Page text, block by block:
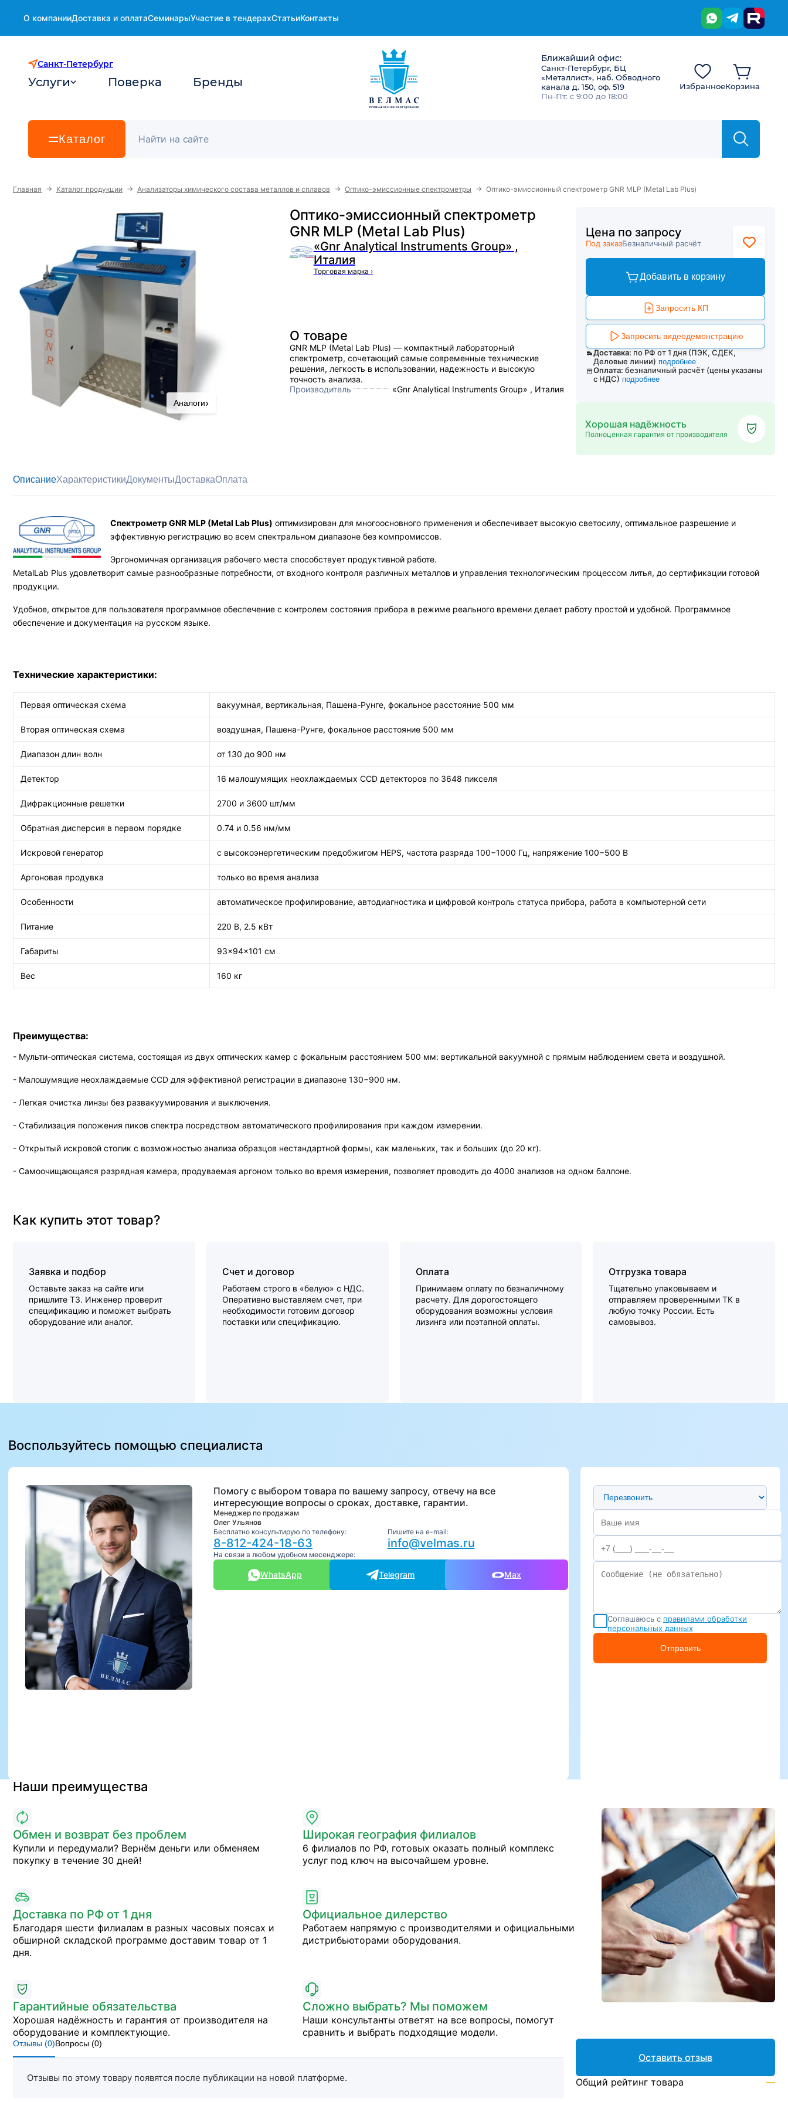
О компанииДоставка и оплатаСеминарыУчастие в тендерахСтатьиКонтакты
Санкт-Петербург
Услуги Поверка Бренды
Ближайший офис:
Санкт-Петербург, БЦ
«Металлист», наб. Обводного
канала д. 150, оф. 519
Пн-Пт: с 9:00 до 18:00
ИзбранноеКорзина
Каталог
Главная → Каталог продукции → Анализаторы химического состава металлов и сплавов → Оптико-эмиссионные спектрометры → Оптико-эмиссионный спектрометр GNR MLP (Metal Lab Plus)
Оптико-эмиссионный спектрометр
GNR MLP (Metal Lab Plus)
«Gnr Analytical Instruments Group» ,
Италия
Торговая марка ›
Аналоги›
О товаре
GNR MLP (Metal Lab Plus) — компактный лабораторный
спектрометр, сочетающий самые современные технические
решения, легкость в использовании, надежность и высокую
точность анализа.
Производитель
«Gnr Analytical Instruments Group» , Италия
Цена по запросу
Под заказБезналичный расчёт
Добавить в корзину
Запросить КП
Запросить видеодемонстрацию
Доставка: по РФ от 1 дня (ПЭК, СДЕК,
Деловые линии) подробнее
Оплата: безналичный расчёт (цены указаны
с НДС) подробнее
Хорошая надёжность
Полноценная гарантия от производителя
ОписаниеХарактеристикиДокументыДоставкаОплата
Спектрометр GNR MLP (Metal Lab Plus) оптимизирован для многоосновного применения и обеспечивает высокую светосилу, оптимальное разрешение и
эффективную регистрацию во всем спектральном диапазоне без компромиссов.
Эргономичная организация рабочего места способствует продуктивной работе.
MetalLab Plus удовлетворит самые разнообразные потребности, от входного контроля различных металлов и управления технологическим процессом литья, до сертификации готовой
продукции.
Удобное, открытое для пользователя программное обеспечение с контролем состояния прибора в режиме реального времени делает работу простой и удобной. Программное
обеспечение и документация на русском языке.
Технические характеристики:
Первая оптическая схема вакуумная, вертикальная, Пашена-Рунге, фокальное расстояние 500 мм
Вторая оптическая схема воздушная, Пашена-Рунге, фокальное расстояние 500 мм
Диапазон длин волн от 130 до 900 нм
Детектор 16 малошумящих неохлаждаемых CCD детекторов по 3648 пикселя
Дифракционные решетки 2700 и 3600 шт/мм
Обратная дисперсия в первом порядке 0.74 и 0.56 нм/мм
Искровой генератор с высокоэнергетическим предобжигом HEPS, частота разряда 100−1000 Гц, напряжение 100−500 В
Аргоновая продувка только во время анализа
Особенности автоматическое профилирование, автодиагностика и цифровой контроль статуса прибора, работа в компьютерной сети
Питание 220 В, 2.5 кВт
Габариты 93×94×101 см
Вес 160 кг
Преимущества:
- Мульти-оптическая система, состоящая из двух оптических камер с фокальным расстоянием 500 мм: вертикальной вакуумной с прямым наблюдением света и воздушной.
- Малошумящие неохлаждаемые CCD для эффективной регистрации в диапазоне 130−900 нм.
- Легкая очистка линзы без развакуумирования и выключения.
- Стабилизация положения пиков спектра посредством автоматического профилирования при каждом измерении.
- Открытый искровой столик с возможностью анализа образцов нестандартной формы, как маленьких, так и больших (до 20 кг).
- Самоочищающаяся разрядная камера, продуваемая аргоном только во время измерения, позволяет проводить до 4000 анализов на одном баллоне.
Как купить этот товар?
Заявка и подбор
Оставьте заказ на сайте или
пришлите ТЗ. Инженер проверит
спецификацию и поможет выбрать
оборудование или аналог.
Счет и договор
Работаем строго в «белую» с НДС.
Оперативно выставляем счет, при
необходимости готовим договор
поставки или спецификацию.
Оплата
Принимаем оплату по безналичному
расчету. Для дорогостоящего
оборудования возможны условия
лизинга или поэтапной оплаты.
Отгрузка товара
Тщательно упаковываем и
отправляем проверенными ТК в
любую точку России. Есть
самовывоз.
Воспользуйтесь помощью специалиста
Помогу с выбором товара по вашему запросу, отвечу на все
интересующие вопросы о сроках, доставке, гарантии.
Менеджер по продажам
Олег Ульянов
Бесплатно консультирую по телефону:
8-812-424-18-63
Пишите на e-mail:
info@velmas.ru
На связи в любом удобном месенджере:
WhatsApp Telegram Max
Предпочтительный способ связи
Соглашаюсь с правилами обработки
персональных данных
Отправить
Наши преимущества
Обмен и возврат без проблем
Купили и передумали? Вернём деньги или обменяем
покупку в течение 30 дней!
Широкая география филиалов
6 филиалов по РФ, готовых оказать полный комплекс
услуг под ключ на высочайшем уровне.
Доставка по РФ от 1 дня
Благодаря шести филиалам в разных часовых поясах и
обширной складской программе доставим товар от 1
дня.
Официальное дилерство
Работаем напрямую с производителями и официальными
дистрибьюторами оборудования.
Гарантийные обязательства
Хорошая надёжность и гарантия от производителя на
оборудование и комплектующие.
Сложно выбрать? Мы поможем
Наши консультанты ответят на все вопросы, помогут
сравнить и выбрать подходящие модели.
Отзывы (0)Вопросы (0)
Отзывы по этому товару появятся после публикации на новой платформе.
Оставить отзыв
Общий рейтинг товара —